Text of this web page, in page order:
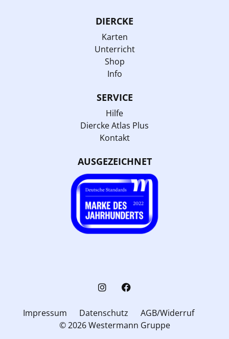
DIERCKE
Karten
Unterricht
Shop
Info
SERVICE
Hilfe
Diercke Atlas Plus
Kontakt
AUSGEZEICHNET
Impressum Datenschutz
AGB/Widerruf
© 2026 Westermann Gruppe